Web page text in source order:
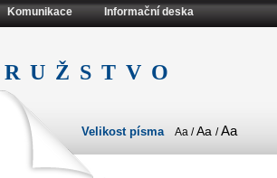
Velikost písma Aa /Aa /Aa
Komunikace Informační deska